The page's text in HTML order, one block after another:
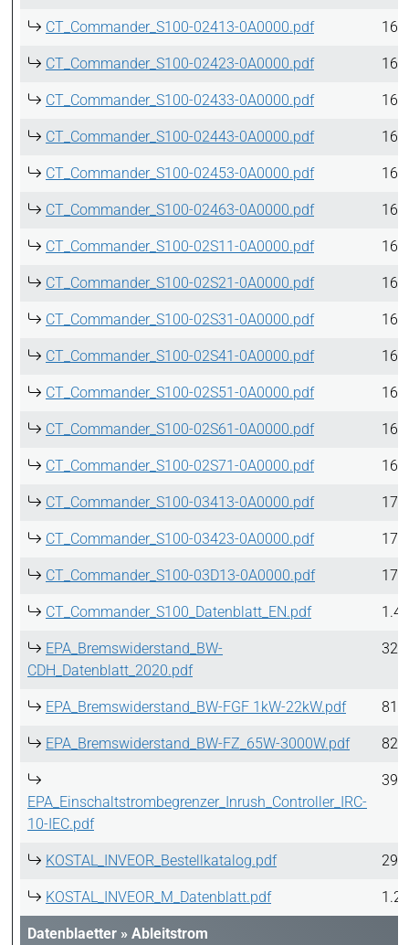
CT_Commander_S100-02413-0A0000.pdf
CT_Commander_S100-02423-0A0000.pdf
CT_Commander_S100-02433-0A0000.pdf
CT_Commander_S100-02443-0A0000.pdf
CT_Commander_S100-02453-0A0000.pdf
CT_Commander_S100-02463-0A0000.pdf
CT_Commander_S100-02S11-0A0000.pdf
CT_Commander_S100-02S21-0A0000.pdf
CT_Commander_S100-02S31-0A0000.pdf
CT_Commander_S100-02S41-0A0000.pdf
CT_Commander_S100-02S51-0A0000.pdf
CT_Commander_S100-02S61-0A0000.pdf
CT_Commander_S100-02S71-0A0000.pdf
CT_Commander_S100-03413-0A0000.pdf
CT_Commander_S100-03423-0A0000.pdf
CT_Commander_S100-03D13-0A0000.pdf
CT_Commander_S100_Datenblatt_EN.pdf
EPA_Bremswiderstand_BW-
CDH_Datenblatt_2020.pdf
EPA_Bremswiderstand_BW-FGF 1kW-22kW.pdf
EPA_Bremswiderstand_BW-FZ_65W-3000W.pdf
EPA_Einschaltstrombegrenzer_Inrush_Controller_IRC-
10-IEC.pdf
KOSTAL_INVEOR_Bestellkatalog.pdf
KOSTAL_INVEOR_M_Datenblatt.pdf
Datenblaetter » Ableitstrom